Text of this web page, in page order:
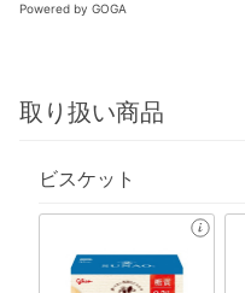
Powered by GOGA
取り扱い商品
ビスケット